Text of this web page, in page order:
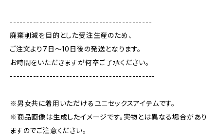
-------------------------------------------
廃棄削減を目的とした受注生産のため、
ご注文より7日〜10日後の発送となります。
お時間をいただきますが何卒ご了承ください。
--------------------------------------------
※男女共に着用いただけるユニセックスアイテムです。
※商品画像は生成したイメージです。実物とは異なる場合があり
ますのでご注意ください。